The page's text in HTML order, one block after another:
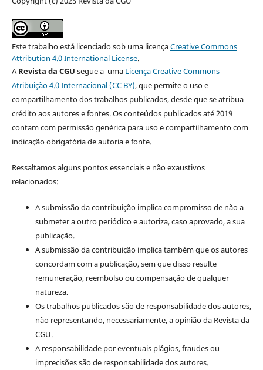
Este trabalho está licenciado sob uma licençaCreative Commons
Attribution 4.0 International License.
ARevista da CGU segue a uma Licença Creative Commons
Atribuição 4.0 Internacional (CC BY), que permite o uso e
compartilhamento dos trabalhos publicados, desde que se atribua
crédito aos autores e fontes. Os conteúdos publicados até 2019
contam com permissão genérica para uso e compartilhamento com
indicação obrigatória de autoria e fonte.
Ressaltamos alguns pontos essenciais e não exaustivos
relacionados:
A submissão da contribuição implica compromisso de não a
submeter a outro periódico e autoriza, caso aprovado, a sua
publicação.
A submissão da contribuição implica também que os autores
concordam com a publicação, sem que disso resulte
remuneração, reembolso ou compensação de qualquer
natureza.
Os trabalhos publicados são de responsabilidade dos autores,
não representando, necessariamente, a opinião da Revista da
CGU.
A responsabilidade por eventuais plágios, fraudes ou
imprecisões são de responsabilidade dos autores.